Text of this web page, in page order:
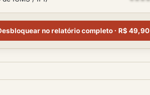
no relatório completo · R$ 49,90